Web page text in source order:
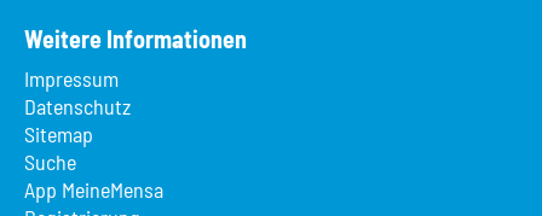
Weitere Informationen
Impressum
Datenschutz
Sitemap
Suche
App MeineMensa